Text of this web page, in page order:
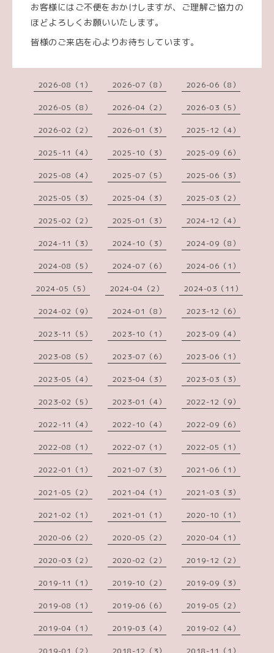
お客様にはご不便をおかけしますが、ご理解ご協力の
ほどよろしくお願いいたします。
皆様のご来店を心よりお待ちしています。
2026-08（1） 2026-07（8） 2026-06（8）
2026-05（8） 2026-04（2） 2026-03（5）
2026-02（2） 2026-01（3） 2025-12（4）
2025-11（4） 2025-10（3） 2025-09（6）
2025-08（4） 2025-07（5） 2025-06（3）
2025-05（3） 2025-04（3） 2025-03（2）
2025-02（2） 2025-01（3） 2024-12（4）
2024-11（3） 2024-10（3） 2024-09（8）
2024-08（5） 2024-07（6） 2024-06（1）
2024-05（5） 2024-04（2） 2024-03（11）
2024-02（9） 2024-01（8） 2023-12（6）
2023-11（5） 2023-10（1） 2023-09（4）
2023-08（5） 2023-07（6） 2023-06（1）
2023-05（4） 2023-04（3） 2023-03（3）
2023-02（5） 2023-01（4） 2022-12（9）
2022-11（4） 2022-10（4） 2022-09（6）
2022-08（1） 2022-07（1） 2022-05（1）
2022-01（1） 2021-07（3） 2021-06（1）
2021-05（2） 2021-04（1） 2021-03（3）
2021-02（1） 2021-01（1） 2020-10（1）
2020-06（2） 2020-05（2） 2020-04（1）
2020-03（2） 2020-02（2） 2019-12（2）
2019-11（1） 2019-10（2） 2019-09（3）
2019-08（1） 2019-06（6） 2019-05（2）
2019-04（1） 2019-03（4） 2019-02（4）
2019-01（2） 2018-12（3） 2018-11（1）